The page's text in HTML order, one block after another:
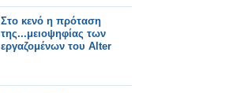
Στο κενό η πρόταση
της...μειοψηφίας των
εργαζομένων του Alter